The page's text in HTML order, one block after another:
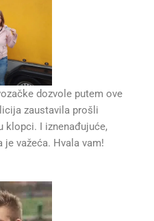
dozvole putem ove
zaustavila prošli
klopci. I iznenađujuće,
važeća. Hvala vam!